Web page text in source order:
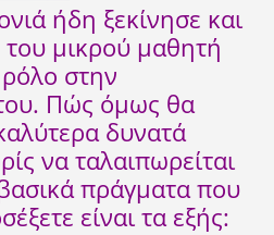
ήδη ξεκίνησε και
μικρού μαθητή
στην
Πώς όμως θα
δυνατά
να ταλαιπωρείται
πράγματα που
είναι τα εξής: